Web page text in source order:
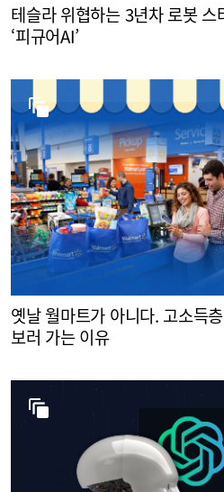
테슬라 위협하는 3년차 로봇 스
‘피규어AI’
옛날 월마트가 아니다. 고소득
보러 가는 이유